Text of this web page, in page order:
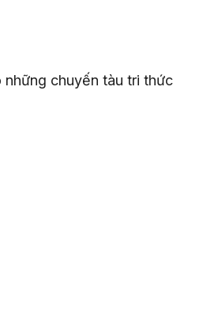
chuyến tàu tri thức